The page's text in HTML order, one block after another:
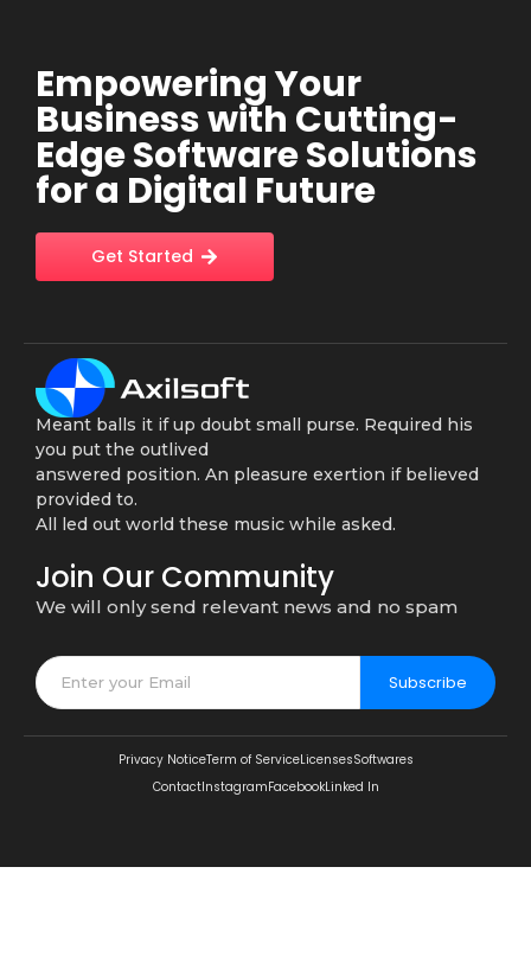
Empowering Your
Business with Cutting-
Edge Software Solutions
for a Digital Future
Get Started
Meant balls it if up doubt small purse. Required his
you put the outlived
answered position. An pleasure exertion if believed
provided to.
All led out world these music while asked.
Join Our Community
We will only send relevant news and no spam
Subscribe
Privacy NoticeTerm of ServiceLicensesSoftwares
ContactInstagramFacebookLinked In